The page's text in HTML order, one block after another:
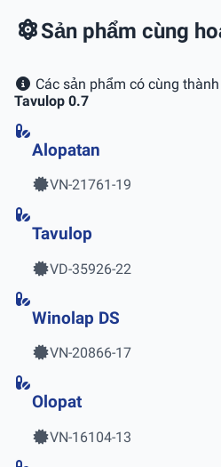
Sản phẩm cùng
Các sản phẩm có cùng
Tavulop 0.7
Alopatan
VN-21761-19
Tavulop
VD-35926-22
Winolap DS
VN-20866-17
Olopat
VN-16104-13